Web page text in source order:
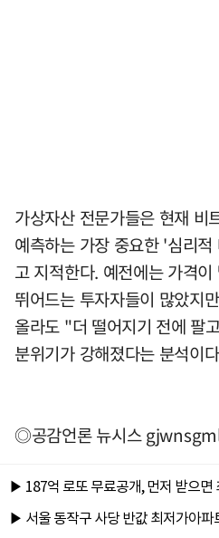
가상자산 전문가들은 현재 비
예측하는 가장 중요한 '심리
고 지적한다. 예전에는 가격
뛰어드는 투자자들이 많았지
올라도 "더 떨어지기 전에 팔
분위기가 강해졌다는 분석이
◎공감언론 뉴시스